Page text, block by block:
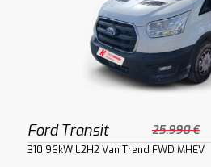
Ford Transit 25.990 €
310 96kW L2H2 Van Trend FWD MHEV